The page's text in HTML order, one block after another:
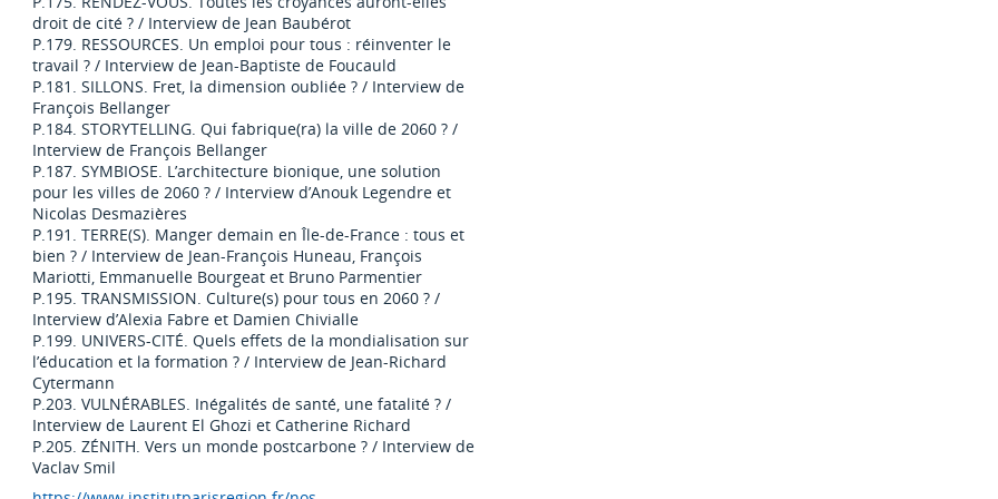
droit de cité ? / Interview de Jean Baubérot
P.179. RESSOURCES. Un emploi pour tous : réinventer le
travail ? / Interview de Jean-Baptiste de Foucauld
P.181. SILLONS. Fret, la dimension oubliée ? / Interview de
François Bellanger
P.184. STORYTELLING. Qui fabrique(ra) la ville de 2060 ? /
Interview de François Bellanger
P.187. SYMBIOSE. L’architecture bionique, une solution
pour les villes de 2060 ? / Interview d’Anouk Legendre et
Nicolas Desmazières
P.191. TERRE(S). Manger demain en Île-de-France : tous et
bien ? / Interview de Jean-François Huneau, François
Mariotti, Emmanuelle Bourgeat et Bruno Parmentier
P.195. TRANSMISSION. Culture(s) pour tous en 2060 ? /
Interview d’Alexia Fabre et Damien Chivialle
P.199. UNIVERS-CITÉ. Quels effets de la mondialisation sur
l’éducation et la formation ? / Interview de Jean-Richard
Cytermann
P.203. VULNÉRABLES. Inégalités de santé, une fatalité ? /
Interview de Laurent El Ghozi et Catherine Richard
P.205. ZÉNITH. Vers un monde postcarbone ? / Interview de
Vaclav Smil